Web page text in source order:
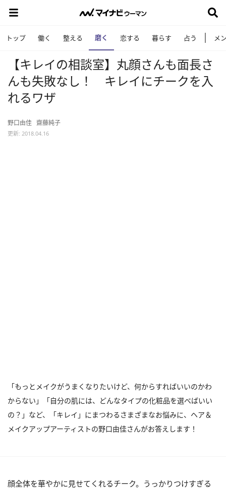
トップ 働く 整える 磨く 恋する 暮らす 占う メ
【キレイの相談室】丸顔さんも面長さ
んも失敗なし！ キレイにチークを入
れるワザ
野口由佳 齋藤純子
更新: 2018.04.16
「もっとメイクがうまくなりたいけど、何からすればいいのかわ
からない」「自分の肌には、どんなタイプの化粧品を選べばいい
の？」など、「キレイ」にまつわるさまざまなお悩みに、ヘア＆
メイクアップアーティストの野口由佳さんがお答えします！
顔全体を華やかに見せてくれるチーク。うっかりつけすぎる